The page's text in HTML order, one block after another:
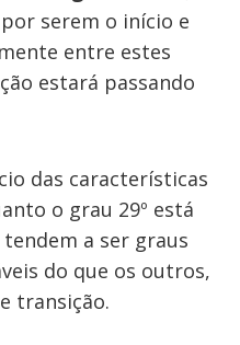
serem o início e
entre estes
estará passando
das características
o grau 29º está
a ser graus
do que os outros,
transição.